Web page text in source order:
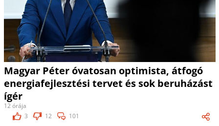
Magyar Péter óvatosan optimista, átfogó
energiafejlesztési tervet és sok beruházást
ígér
12 órája
3
12 101